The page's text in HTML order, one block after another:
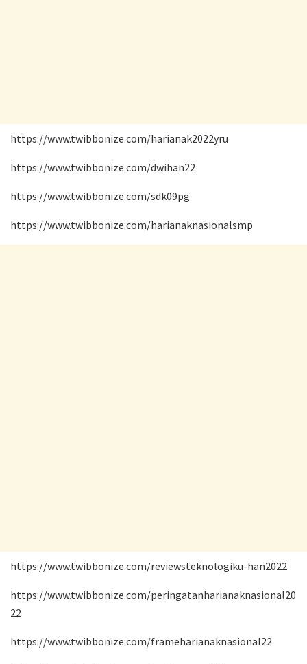
https://www.twibbonize.com/harianak2022yru
https://www.twibbonize.com/dwihan22
https://www.twibbonize.com/sdk09pg
https://www.twibbonize.com/harianaknasionalsmp
https://www.twibbonize.com/reviewsteknologiku-han2022
https://www.twibbonize.com/peringatanharianaknasional20
22
https://www.twibbonize.com/frameharianaknasional22